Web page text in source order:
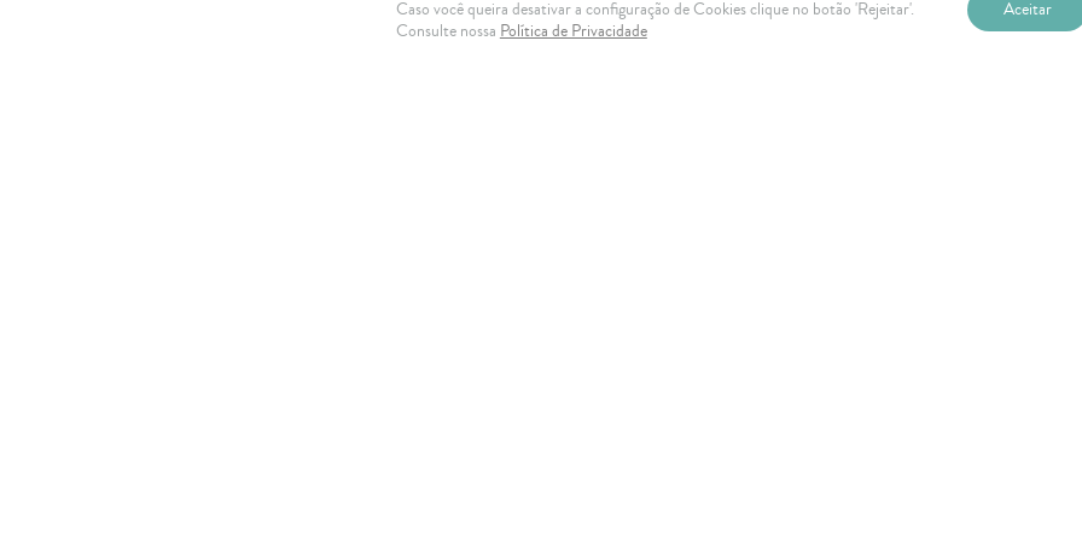
internacional de visitantes e ampliar a participação do Brasil no mercado turístico chinês,
Caso você queira desativar a configuração de Cookies clique no botão 'Rejeitar'.
Consulte nossa Política de Privacidade
Aceitar